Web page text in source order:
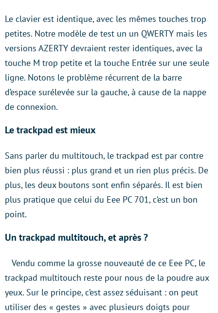
Le clavier est identique, avec les mêmes touches trop
petites. Notre modèle de test un un QWERTY mais les
versions AZERTY devraient rester identiques, avec la
touche M trop petite et la touche Entrée sur une seule
ligne. Notons le problème récurrent de la barre
d’espace surélevée sur la gauche, à cause de la nappe
de connexion.
Le trackpad est mieux
Sans parler du multitouch, le trackpad est par contre
bien plus réussi : plus grand et un rien plus précis. De
plus, les deux boutons sont enfin séparés. Il est bien
plus pratique que celui du Eee PC 701, c’est un bon
point.
Un trackpad multitouch, et après ?
Vendu comme la grosse nouveauté de ce Eee PC, le
trackpad multitouch reste pour nous de la poudre aux
yeux. Sur le principe, c’est assez séduisant : on peut
utiliser des « gestes » avec plusieurs doigts pour